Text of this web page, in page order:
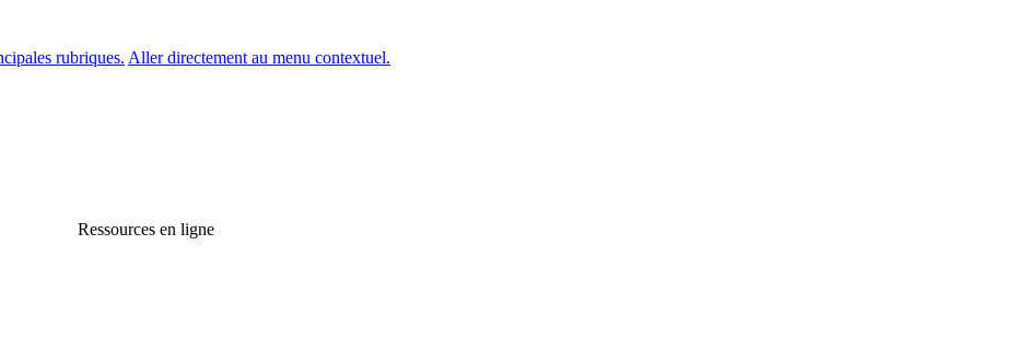
rubriques. Aller directement au menu contextuel.
Ressources en ligne